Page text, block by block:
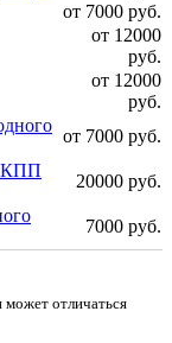
от 7000 руб.
от 12000
руб.
от 12000
руб.
от 7000 руб.
20000 руб.
7000 руб.
может отличаться